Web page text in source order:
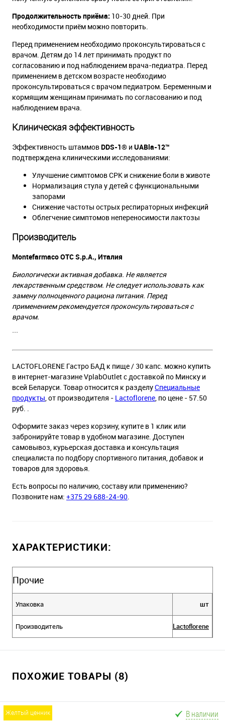
Продолжительность приёма: 10-30 дней. При
необходимости приём можно повторить.
Перед применением необходимо проконсультироваться с
врачом. Детям до 14 лет принимать продукт по
согласованию и под наблюдением врача-педиатра. Перед
применением в детском возрасте необходимо
проконсультироваться с врачом педиатром. Беременным и
кормящим женщинам принимать по согласованию и под
наблюдением врача.
Клиническая эффективность
Эффективность штаммов DDS-1® и UABla-12™
подтверждена клиническими исследованиями:
Улучшение симптомов СРК и снижение боли в животе
Нормализация стула у детей с функциональными
запорами
Снижение частоты острых респираторных инфекций
Облегчение симптомов непереносимости лактозы
Производитель
Montefarmaco OTC S.p.A., Италия
Биологически активная добавка. Не является
лекарственным средством. Не следует использовать как
замену полноценного рациона питания. Перед
применением рекомендуется проконсультироваться с
врачом.
```
LACTOFLORENE Гастро БАД к пище / 30 капс. можно купить
в интернет-магазине VplabOutlet с доставкой по Минску и
всей Беларуси. Товар относится к разделуСпециальные
продукты, от производителя - Lactoflorene, по цене - 57.50
руб. .
Оформите заказ через корзину, купите в 1 клик или
забронируйте товар в удобном магазине. Доступен
самовывоз, курьерская доставка и консультация
специалиста по подбору спортивного питания, добавок и
товаров для здоровья.
Есть вопросы по наличию, составу или применению?
Позвоните нам: +375 29 688-24-90.
ХАРАКТЕРИСТИКИ:
Прочие
Упаковка шт
Производитель Lactoflorene
ПОХОЖИЕ ТОВАРЫ (8)
желтый ценник В наличии